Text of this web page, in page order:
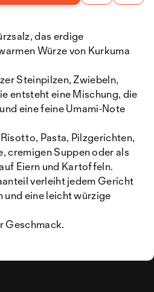
das erdige
Würze von Kurkuma
Steinpilzen, Zwiebeln,
entsteht eine Mischung, die
eine feine Umami‑Note
Pasta, Pilzgerichten,
cremigen Suppen oder als
Eiern und Kartoffeln.
verleiht jedem Gericht
und eine leicht würzige
Geschmack.